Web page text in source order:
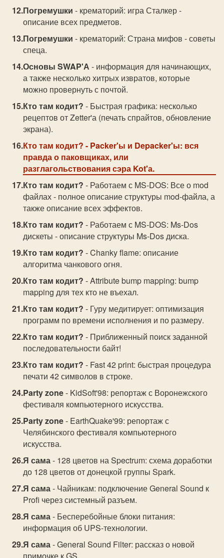
Погремушки - крематорий: игра Сталкер -
описание всех предметов.
Погремушки - крематорий: Страна мифов - советы
спеца.
Основы SWAP'А - информация для начинающих,
а также несколько хитрых извратов, которые
можно провернуть с почтой.
Кто там кодит? - Быстрая графика: несколько
рецептов от Zetter'а (печать спрайтов, обновление
экрана).
Кто там кодит? - Packer'ы и Depacker'ы: вся
правда о паковщиках, или
разглагольствования сэра Kot'а.
Кто там кодит? - Работаем с MS-DOS: Все о mod
файлах - полное описание структуры mod-файла, а
также описание всех эффектов.
Кто там кодит? - Работаем с MS-DOS: Ms-Dos
дискеты - описание структуры Ms-Dos диска.
Кто там кодит? - Chanky flame: описание
алгоритма чанкового огня.
Кто там кодит? - Attribute bump mapping: bump
mapping для тех кто не въехал.
Кто там кодит? - Гуру медитирует: оптимизация
программ по времени исполнения и по размеру.
Кто там кодит? - Приближенный поиск заданной
последовательности байт!
Кто там кодит? - Fast 42 print: быстрая процедура
печати 42 символов в строке.
Party zone- KidSoft'98: репортаж с Воронежского
фестиваля компьютерного искусства.
Party zone- EarthQuake'99: репортаж с
Челябинского фестиваля компьютерного
искусства.
Я сама- 128 цветов на Spectrum: схема доработки
до 128 цветов от донецкой группы Spark.
Я сама- Чайникам: подключение General Sound к
Profi через системный разъем.
Я сама- Бесперебойные блоки питания:
информация об UPS-технологии.
Я сама- General Sound Filter: рассказ о новой